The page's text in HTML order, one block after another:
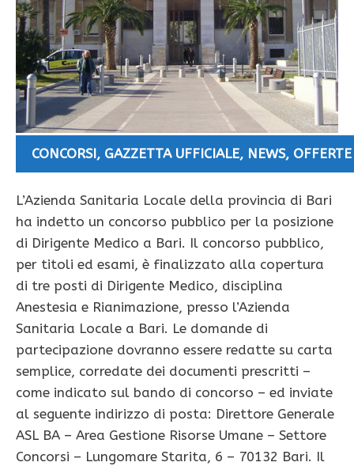
CONCORSI, GAZZETTA UFFICIALE, NEWS,
L’Azienda Sanitaria Locale della provincia di Bari
ha indetto un concorso pubblico per la posizione
di Dirigente Medico a Bari. Il concorso pubblico,
per titoli ed esami, è finalizzato alla copertura
di tre posti di Dirigente Medico, disciplina
Anestesia e Rianimazione, presso l’Azienda
Sanitaria Locale a Bari. Le domande di
partecipazione dovranno essere redatte su carta
semplice, corredate dei documenti prescritti –
come indicato sul bando di concorso – ed inviate
al seguente indirizzo di posta: Direttore Generale
ASL BA – Area Gestione Risorse Umane – Settore
Concorsi – Lungomare Starita, 6 – 70132 Bari. Il